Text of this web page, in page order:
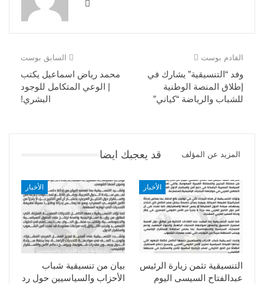
السابق بوست
محمد رياض اسماعيل يكتب
| الوعي المتكامل للوجود
البشري!
القادم بوست
وفد “التنسيقية” يشارك في
إطلاق المنصة الوطنية
للشباب والرياضة “كياني”
قد يعجبك ايضا المزيد عن المؤلف
الأخبار
بيان من تنسيقية شباب
الأحزاب والسياسيين حول رد
الأخبار
التنسيقية تثمن زيارة الرئيس
عبدالفتاح السيسى اليوم